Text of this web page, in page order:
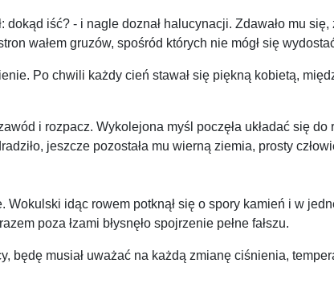
iść? - i nagle doznał halucynacji. Zdawało mu
wałem gruzów, spośród których nie mógł się
Po chwili każdy cień stawał się piękną kobietą,
i rozpacz. Wykolejona myśl poczęła układać się do
jeszcze pozostała mu wierną ziemia, prosty
idąc rowem potknął się o spory kamień i w
poza łzami błysnęło spojrzenie pełne fałszu.
będę musiał uważać na każdą zmianę ciśnienia,